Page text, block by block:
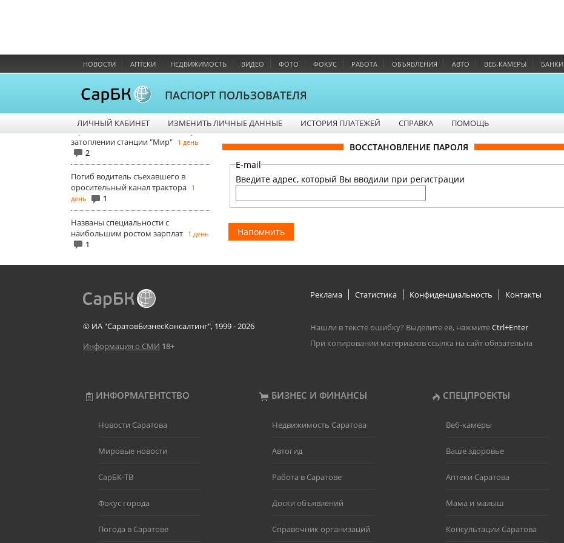
НОВОСТИ АПТЕКИ НЕДВИЖИМОСТЬ ВИДЕО ФОТО ФОКУС РАБОТА ОБЪЯВЛЕНИЯ АВТО ВЕБ-КАМЕРЫ БАНКИ
ПАСПОРТ ПОЛЬЗОВАТЕЛЯ
ЛИЧНЫЙ КАБИНЕТ ИЗМЕНИТЬ ЛИЧНЫЕ ДАННЫЕ ИСТОРИЯ ПЛАТЕЖЕЙ СПРАВКА ПОМОЩЬ
колясками
КОММЕНТАРИИ
долларов страховой премии при
страховании ответственности при
затоплении станции "Мир" 1 день
2
Погиб водитель съехавшего в
оросительный канал трактора 1
день
1
Названы специальности с
наибольшим ростом зарплат 1 день
1
ВОССТАНОВЛЕНИЕ ПАРОЛЯ
E-mail
Введите адрес, который Вы вводили при регистрации
© ИА "СаратовБизнесКонсалтинг", 1999 - 2026
Информация о СМИ 18+
Реклама Статистика Конфиденциальность Контакты
Нашли в тексте ошибку? Выделите её, нажмитеCtrl+Enter
При копировании материалов ссылка на сайт обязательна
ИНФОРМАГЕНТСТВО БИЗНЕС И ФИНАНСЫ СПЕЦПРОЕКТЫ
Новости Саратова
Мировые новости
СарБК-ТВ
Фокус города
Погода в Саратове
Недвижимость Саратова
Автогид
Работа в Саратове
Доски объявлений
Справочник организаций
Веб-камеры
Ваше здоровье
Аптеки Саратова
Мама и малыш
Консультации Саратова